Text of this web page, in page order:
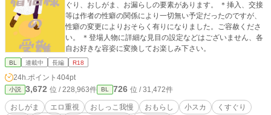
ぐり、おしがま、お漏らしの要素があります。 ＊挿入、交接
等は作者の性癖の関係により一切無い予定だったのですが、
性癖の変更によりおそらく有りになりました。ご容赦くださ
い。 ＊登場人物に詳細な見目の設定などはございません、各
自お好きな容姿に変換してお楽しみ下さい。
BL 連載中 長編 R18
24h.ポイント 404pt
小説 3,672 位 / 228,963件 BL 726 位 / 31,472件
おしがま エロ重視 おしっこ我慢 おもらし 小スカ
くすぐり